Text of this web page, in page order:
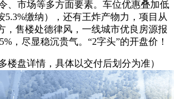
、市场等多方面要素。车位优惠叠加低
5.3%缴纳），还有王炸产物力，项目从
，售楼处德律风，一线城市优良房源报
，尽显稳沉贵气。“2字头”的开盘价！
盘详情，具体以交付后划分为准）